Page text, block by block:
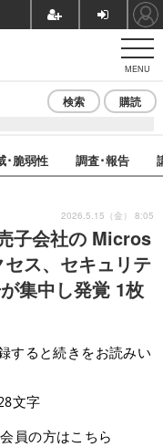
MENU
検索 購読
･脆弱性 調査･報告
子会社の Micros
ス、セキュリテ
集中し発覚 1枚
2026.5.15（金） 8:05
すると続きをお読みい
文字
会員の方はこちら